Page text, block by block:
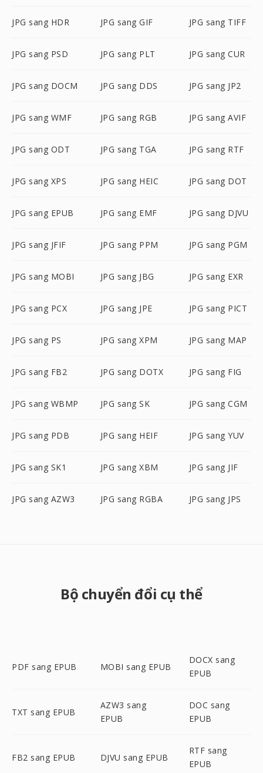
JPG sang HDR JPG sang GIF JPG sang TIFF
JPG sang PSD JPG sang PLT JPG sang CUR
JPG sang DOCM JPG sang DDS JPG sang JP2
JPG sang WMF JPG sang RGB JPG sang AVIF
JPG sang ODT JPG sang TGA JPG sang RTF
JPG sang XPS JPG sang HEIC JPG sang DOT
JPG sang EPUB JPG sang EMF JPG sang DJVU
JPG sang JFIF JPG sang PPM JPG sang PGM
JPG sang MOBI JPG sang JBG JPG sang EXR
JPG sang PCX JPG sang JPE JPG sang PICT
JPG sang PS JPG sang XPM JPG sang MAP
JPG sang FB2 JPG sang DOTX JPG sang FIG
JPG sang WBMP JPG sang SK JPG sang CGM
JPG sang PDB JPG sang HEIF JPG sang YUV
JPG sang SK1 JPG sang XBM JPG sang JIF
JPG sang AZW3 JPG sang RGBA JPG sang JPS
Bộ chuyển đổi cụ thể
PDF sang EPUB MOBI sang EPUB
DOCX sang
EPUB
TXT sang EPUB
AZW3 sang
EPUB
DOC sang
EPUB
FB2 sang EPUB DJVU sang EPUB
RTF sang
EPUB